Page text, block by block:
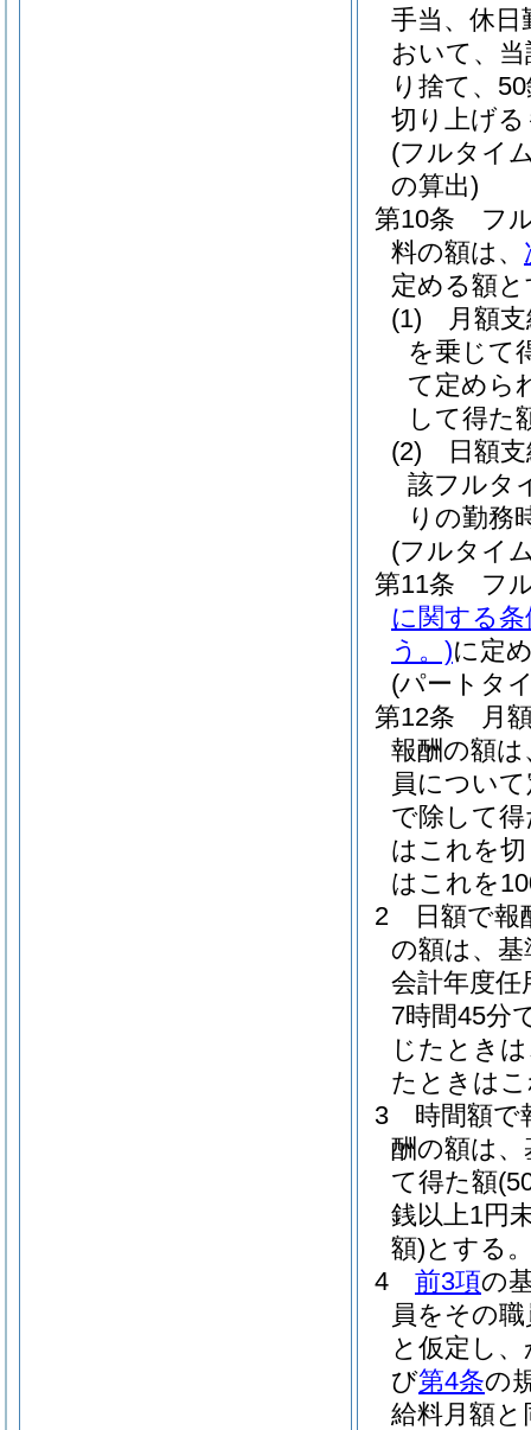
手当、休日
おいて、
り捨て、
切り上げ
(フルタイ
の算出)
第10条
フ
料の額は、
定める額
(1)
月額
を乗じて
て定めら
して得た
(2)
日額
該フルタ
りの勤務
(フルタイ
第11条
フ
に関する条
う。)に定
(パートタ
第12条
月
報酬の額
員につい
で除して
はこれを
はこれを
2
日額で
の額は、
会計年度
7時間45分
じたとき
たときは
3
時間額で
酬の額は
て得た額
銭以上1円
額)とする
4
前3項の
員をその
と仮定し
び第4条の
給料月額